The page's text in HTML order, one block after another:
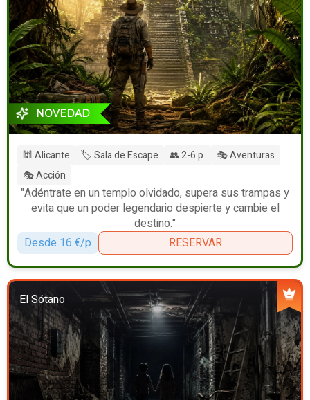
NOVEDAD
🕍 Alicante 🏷️ Sala de Escape 👥 2-6 p.
🎭 Aventuras
🎭 Acción
"Adéntrate en un templo olvidado, supera sus trampas y
evita que un poder legendario despierte y cambie el
destino."
Desde 16 €/p
RESERVAR
El Sótano